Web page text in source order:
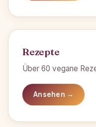
Rezepte
Über 60 vegane
Ansehen →